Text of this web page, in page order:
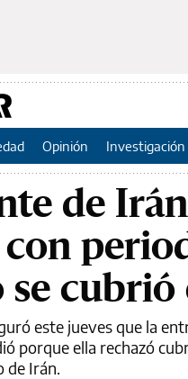
Opinión Investigación
de
cubrió
este jueves que la
porque ella rechazó
de Irán.